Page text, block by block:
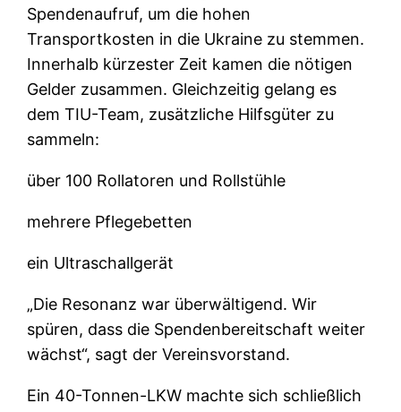
Spendenaufruf, um die hohen
Transportkosten in die Ukraine zu stemmen.
Innerhalb kürzester Zeit kamen die nötigen
Gelder zusammen. Gleichzeitig gelang es
dem TIU-Team, zusätzliche Hilfsgüter zu
sammeln:
über 100 Rollatoren und Rollstühle
mehrere Pflegebetten
ein Ultraschallgerät
„Die Resonanz war überwältigend. Wir
spüren, dass die Spendenbereitschaft weiter
wächst“, sagt der Vereinsvorstand.
Ein 40-Tonnen-LKW machte sich schließlich